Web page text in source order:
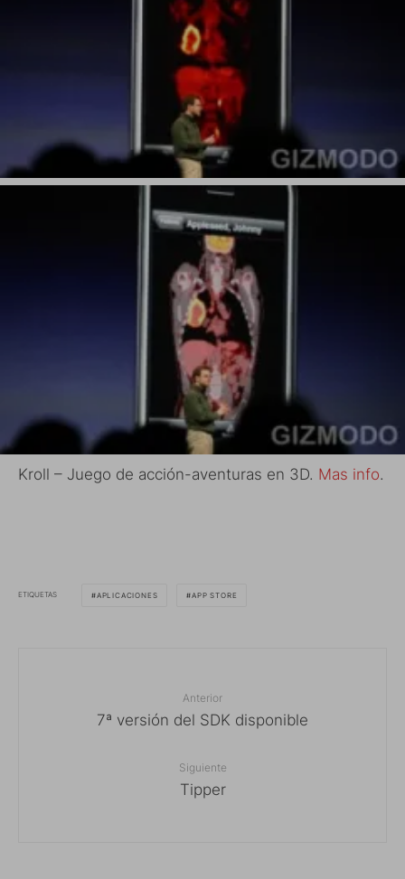
Kroll – Juego de acción-aventuras en 3D. Mas info.
ETIQUETAS APLICACIONES APP STORE
Anterior
7ª versión del SDK disponible
Siguiente
Tipper